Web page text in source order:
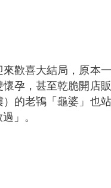
來歡喜大結局，原本
孕，甚至乾脆開店
的老鴇「龜婆」也
」。